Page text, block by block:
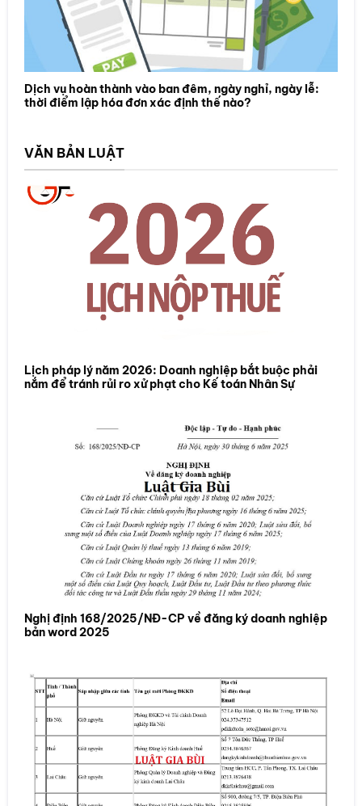
Dịch vụ hoàn thành vào ban đêm, ngày nghỉ, ngày lễ:
thời điểm lập hóa đơn xác định thế nào?
VĂN BẢN LUẬT
Lịch pháp lý năm 2026: Doanh nghiệp bắt buộc phải
nắm để tránh rủi ro xử phạt cho Kế toán Nhân Sự
Nghị định 168/2025/NĐ-CP về đăng ký doanh nghiệp
bản word 2025